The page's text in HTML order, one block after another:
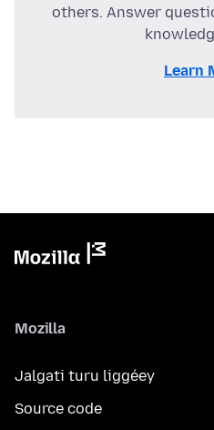
others. Answer
Learn
Mozilla
Jalgati turu liggéey
Source code